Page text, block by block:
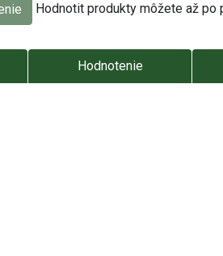
Hodnotit produkty môžete až po
Hodnotenie